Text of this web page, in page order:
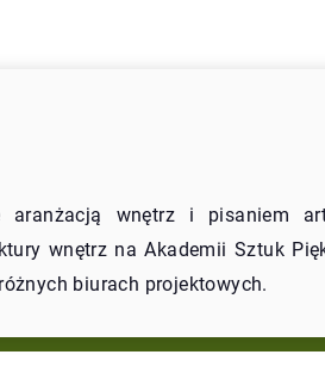
wnętrz i pisaniem
wnętrz na Akademii Sztuk
biurach projektowych.